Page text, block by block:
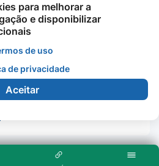
- Prefeitura Municipal
Verde - 2026
para melhorar a
e disponibilizar
de uso
de privacidade
Aceitar